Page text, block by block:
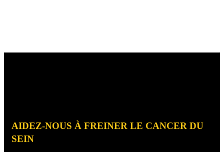
AIDEZ-NOUS À FREINER LE CANCER DU
SEIN